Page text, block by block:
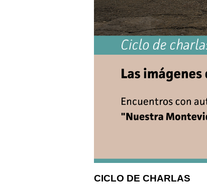
CICLO DE CHARLAS